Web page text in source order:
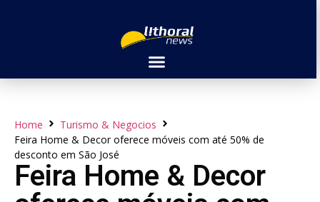
Home
Turismo & Negocios
Feira Home & Decor oferece móveis com até 50% de
desconto em São José
Feira Home & Decor